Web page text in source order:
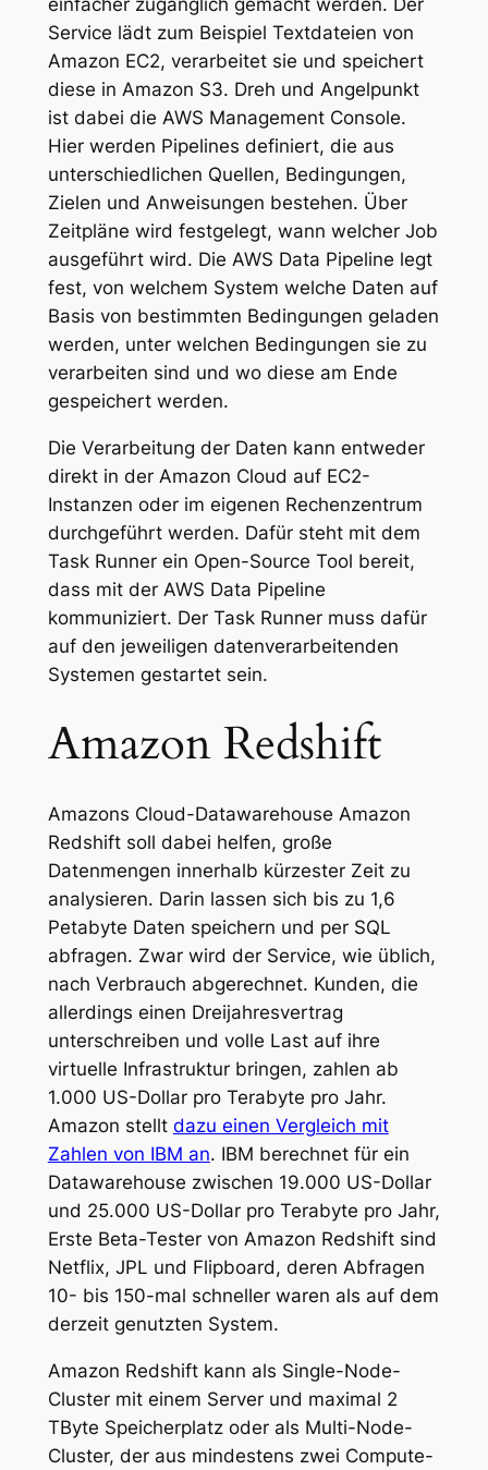
Service lädt zum Beispiel Textdateien von
Amazon EC2, verarbeitet sie und speichert
diese in Amazon S3. Dreh und Angelpunkt
ist dabei die AWS Management Console.
Hier werden Pipelines definiert, die aus
unterschiedlichen Quellen, Bedingungen,
Zielen und Anweisungen bestehen. Über
Zeitpläne wird festgelegt, wann welcher Job
ausgeführt wird. Die AWS Data Pipeline legt
fest, von welchem System welche Daten auf
Basis von bestimmten Bedingungen geladen
werden, unter welchen Bedingungen sie zu
verarbeiten sind und wo diese am Ende
gespeichert werden.
Die Verarbeitung der Daten kann entweder
direkt in der Amazon Cloud auf EC2-
Instanzen oder im eigenen Rechenzentrum
durchgeführt werden. Dafür steht mit dem
Task Runner ein Open-Source Tool bereit,
dass mit der AWS Data Pipeline
kommuniziert. Der Task Runner muss dafür
auf den jeweiligen datenverarbeitenden
Systemen gestartet sein.
Amazon Redshift
Amazons Cloud-Datawarehouse Amazon
Redshift soll dabei helfen, große
Datenmengen innerhalb kürzester Zeit zu
analysieren. Darin lassen sich bis zu 1,6
Petabyte Daten speichern und per SQL
abfragen. Zwar wird der Service, wie üblich,
nach Verbrauch abgerechnet. Kunden, die
allerdings einen Dreijahresvertrag
unterschreiben und volle Last auf ihre
virtuelle Infrastruktur bringen, zahlen ab
1.000 US-Dollar pro Terabyte pro Jahr.
Amazon stellt dazu einen Vergleich mit
Zahlen von IBM an. IBM berechnet für ein
Datawarehouse zwischen 19.000 US-Dollar
und 25.000 US-Dollar pro Terabyte pro Jahr,
Erste Beta-Tester von Amazon Redshift sind
Netflix, JPL und Flipboard, deren Abfragen
10- bis 150-mal schneller waren als auf dem
derzeit genutzten System.
Amazon Redshift kann als Single-Node-
Cluster mit einem Server und maximal 2
TByte Speicherplatz oder als Multi-Node-
Cluster, der aus mindestens zwei Compute-